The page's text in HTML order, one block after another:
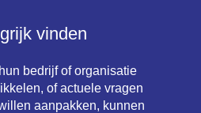
vinden
bedrijf of organisatie
of actuele vragen
aanpakken, kunnen